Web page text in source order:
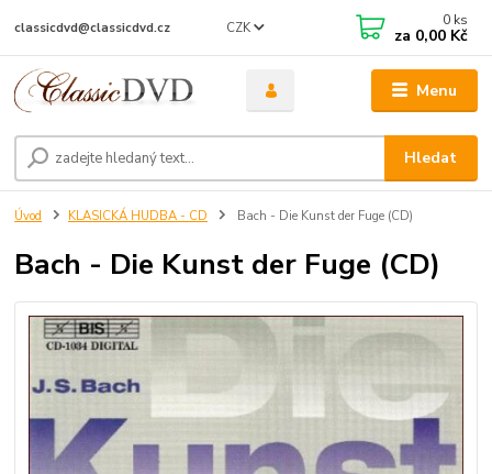
Menu
CZK
Hledat
classicdvd@classicdvd.cz 0 ks
za 0,00 Kč
Úvod KLASICKÁ HUDBA - CD Bach - Die Kunst der Fuge (CD)
Bach - Die Kunst der Fuge (CD)